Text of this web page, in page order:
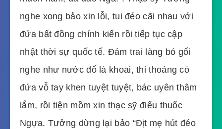
nghe xong bảo xin lỗi, tui đéo cãi nhau với
đứa bất đồng chính kiến rồi tiếp tục cập
nhật thời sự quốc tế. Đám trai làng bó gối
nghe như nước đổ lá khoai, thi thoảng có
đứa vỗ tay khen tuyệt tuyệt, bác uyên thâm
lắm, rồi tiện mồm xin thạc sỹ điếu thuốc
Ngựa. Tưởng dừng lại bảo “Địt mẹ hút đéo